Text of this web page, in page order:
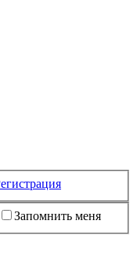
Запомнить меня